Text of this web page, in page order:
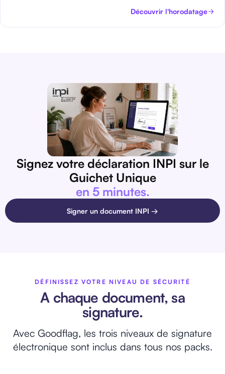
Découvrir l'horodatage
Signez votre déclaration INPI sur le
Guichet Unique
en 5 minutes.
Signer un document INPI →
DÉFINISSEZ VOTRE NIVEAU DE SÉCURITÉ
A chaque document, sa
signature.
Avec Goodflag, les trois niveaux de signature
électronique sont inclus dans tous nos packs.